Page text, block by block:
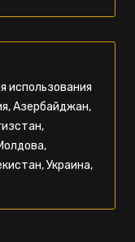
использования
Азербайджан,
Украина,